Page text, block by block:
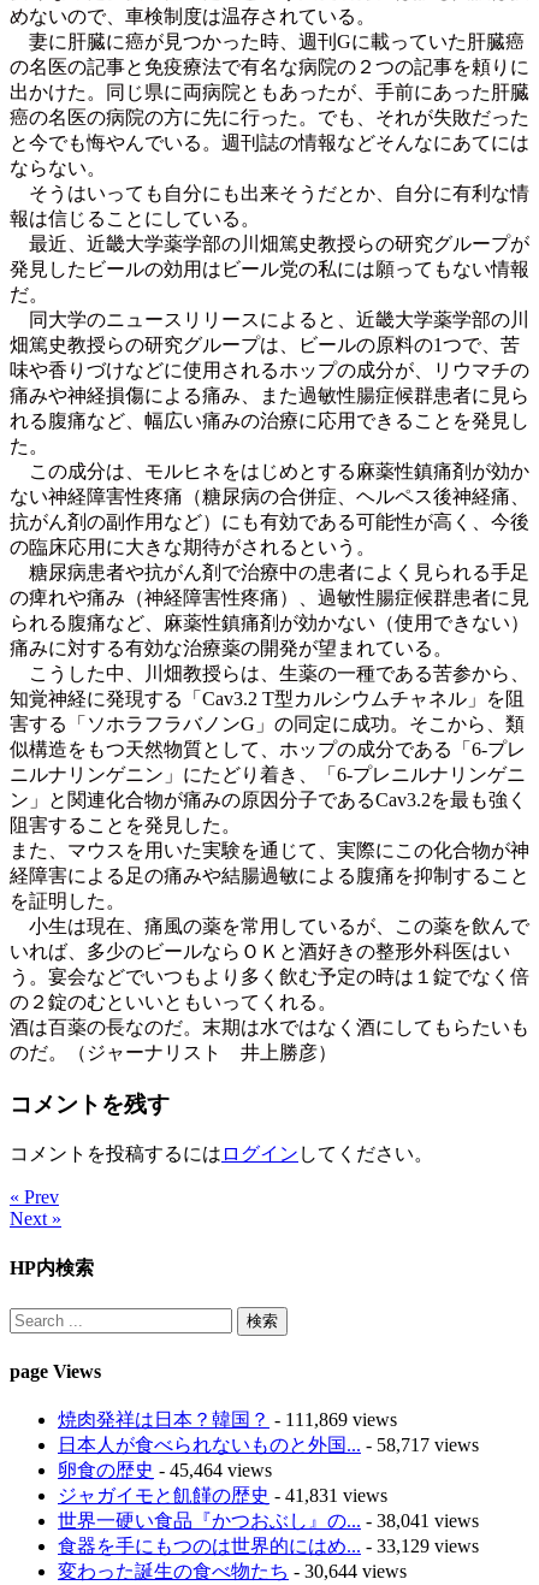
めないので、車検制度は温存されている。
妻に肝臓に癌が見つかった時、週刊Gに載っていた肝臓癌
の名医の記事と免疫療法で有名な病院の２つの記事を頼りに
出かけた。同じ県に両病院ともあったが、手前にあった肝臓
癌の名医の病院の方に先に行った。でも、それが失敗だった
と今でも悔やんでいる。週刊誌の情報などそんなにあてには
ならない。
そうはいっても自分にも出来そうだとか、自分に有利な情
報は信じることにしている。
最近、近畿大学薬学部の川畑篤史教授らの研究グループが
発見したビールの効用はビール党の私には願ってもない情報
だ。
同大学のニュースリリースによると、近畿大学薬学部の川
畑篤史教授らの研究グループは、ビールの原料の1つで、苦
味や香りづけなどに使用されるホップの成分が、リウマチの
痛みや神経損傷による痛み、また過敏性腸症候群患者に見ら
れる腹痛など、幅広い痛みの治療に応用できることを発見し
た。
この成分は、モルヒネをはじめとする麻薬性鎮痛剤が効か
ない神経障害性疼痛（糖尿病の合併症、ヘルペス後神経痛、
抗がん剤の副作用など）にも有効である可能性が高く、今後
の臨床応用に大きな期待がされるという。
糖尿病患者や抗がん剤で治療中の患者によく見られる手足
の痺れや痛み（神経障害性疼痛）、過敏性腸症候群患者に見
られる腹痛など、麻薬性鎮痛剤が効かない（使用できない）
痛みに対する有効な治療薬の開発が望まれている。
こうした中、川畑教授らは、生薬の一種である苦参から、
知覚神経に発現する「Cav3.2 T型カルシウムチャネル」を阻
害する「ソホラフラバノンG」の同定に成功。そこから、類
似構造をもつ天然物質として、ホップの成分である「6-プレ
ニルナリンゲニン」にたどり着き、「6-プレニルナリンゲニ
ン」と関連化合物が痛みの原因分子であるCav3.2を最も強く
阻害することを発見した。
また、マウスを用いた実験を通じて、実際にこの化合物が神
経障害による足の痛みや結腸過敏による腹痛を抑制すること
を証明した。
小生は現在、痛風の薬を常用しているが、この薬を飲んで
いれば、多少のビールならＯＫと酒好きの整形外科医はい
う。宴会などでいつもより多く飲む予定の時は１錠でなく倍
の２錠のむといいともいってくれる。
酒は百薬の長なのだ。末期は水ではなく酒にしてもらたいも
のだ。（ジャーナリスト 井上勝彦）
コメントを残す
コメントを投稿するには ログイン してください。
« Prev
Next »
HP内検索
page Views
焼肉発祥は日本？韓国？ - 111,869 views
日本人が食べられないものと外国... - 58,717 views
卵食の歴史 - 45,464 views
ジャガイモと飢饉の歴史 - 41,831 views
世界一硬い食品『かつおぶし』の... - 38,041 views
食器を手にもつのは世界的にはめ... - 33,129 views
変わった誕生の食べ物たち - 30,644 views